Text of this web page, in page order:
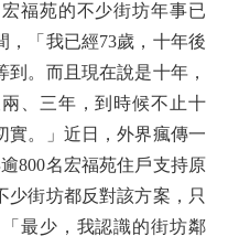
福苑的不少街坊年事已
，「我已經73歲，十年後
。而且現在說是十年，
、三年，到時候不止十
實。」近日，外界瘋傳一
800名宏福苑住戶支持原
少街坊都反對該方案，只
最少，我認識的街坊鄰